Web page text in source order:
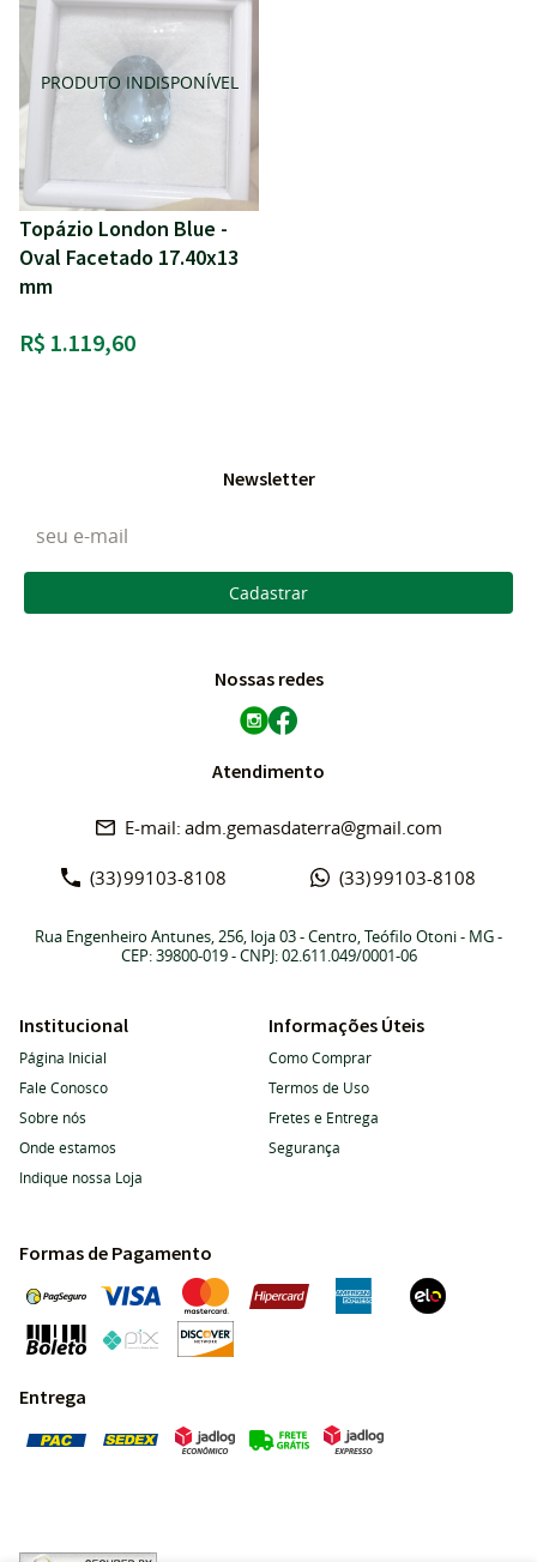
Topázio London Blue -
Oval Facetado 17.40x13
mm
R$ 1.119,60
Newsletter
Cadastrar
Nossas redes
Atendimento
(33)99103-8108 (33)99103-8108
adm.gemasdaterra@gmail.com
Rua Engenheiro Antunes, 256, loja 03-Centro, Teófilo Otoni- MG-
CEP: 39800-019- CNPJ: 02.611.049/0001-06
Institucional
Página Inicial
Fale Conosco
Sobre nós
Onde estamos
Indique nossa Loja
Informações Úteis
Como Comprar
Termos de Uso
Fretes e Entrega
Segurança
Formas de Pagamento
Entrega